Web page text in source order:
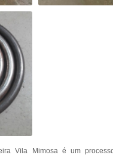
Vila Mimosa é um